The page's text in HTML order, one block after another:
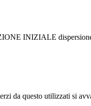
INIZIALE
da questo utilizzati si